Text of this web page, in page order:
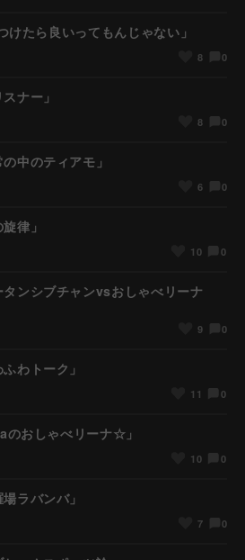
たら良いってもんじゃない」
8 0
ナー」
8 0
中のティアモ」
6 0
律」
10 0
ンシブチャンvsおしゃべリーナ
9 0
わトーク」
11 0
おしゃべリーナ☆」
10 0
ラバンバ」
7 0